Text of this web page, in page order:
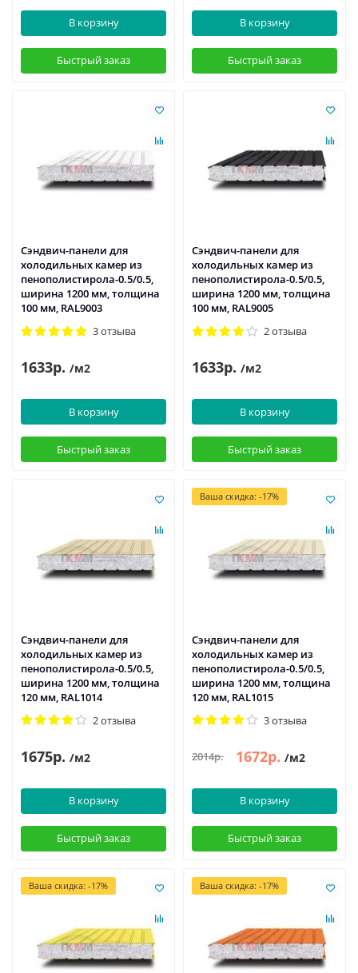
В корзину
Быстрый заказ
В корзину
Быстрый заказ
Сэндвич-панели для
холодильных камер из
пенополистирола-0.5/0.5,
ширина 1200 мм, толщина
100 мм, RAL9003
3 отзыва
1633р. /м2
В корзину
Быстрый заказ
Сэндвич-панели для
холодильных камер из
пенополистирола-0.5/0.5,
ширина 1200 мм, толщина
100 мм, RAL9005
2 отзыва
1633р. /м2
В корзину
Быстрый заказ
Сэндвич-панели для
холодильных камер из
пенополистирола-0.5/0.5,
ширина 1200 мм, толщина
120 мм, RAL1014
2 отзыва
1675р. /м2
В корзину
Быстрый заказ
Ваша скидка: -17%
Сэндвич-панели для
холодильных камер из
пенополистирола-0.5/0.5,
ширина 1200 мм, толщина
120 мм, RAL1015
3 отзыва
2014р. 1672р. /м2
В корзину
Быстрый заказ
Ваша скидка: -17% Ваша скидка: -17%